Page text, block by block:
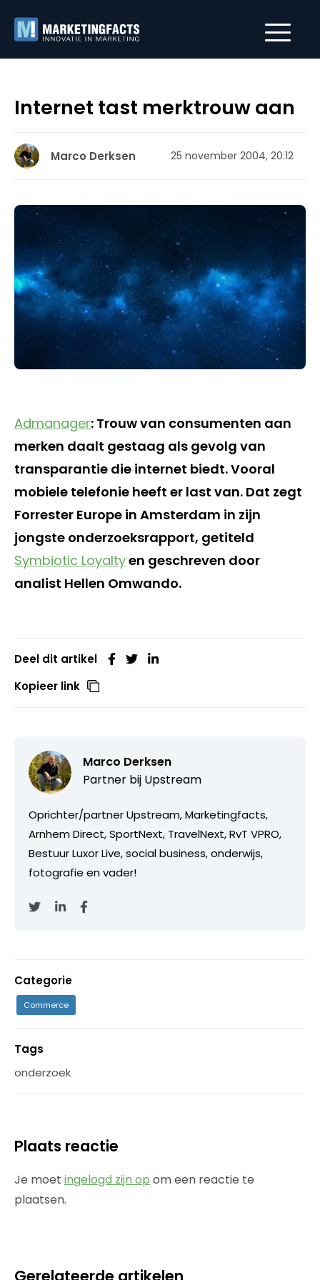
Internet tast merktrouw aan
Marco Derksen 25 november 2004, 20:12
Admanager: Trouw van consumenten aan
merken daalt gestaag als gevolg van
transparantie die internet biedt. Vooral
mobiele telefonie heeft er last van. Dat zegt
Forrester Europe in Amsterdam in zijn
jongste onderzoeksrapport, getiteld
Symbiotic Loyaltyen geschreven door
analist Hellen Omwando.
Deel dit artikel
Kopieer link
Marco Derksen
Partner bij Upstream
Oprichter/partner Upstream, Marketingfacts,
Arnhem Direct, SportNext, TravelNext, RvT VPRO,
Bestuur Luxor Live, social business, onderwijs,
fotografie en vader!
Categorie
Commerce
Tags
onderzoek
Plaats reactie
Je moet ingelogd zijn op om een reactie te
plaatsen.
Gerelateerde artikelen